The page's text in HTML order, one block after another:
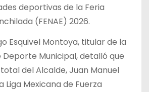
deportivas de la Feria
(FENAE) 2026.
Esquivel Montoya, titular de la
Municipal, detalló que
del Alcalde, Juan Manuel
Liga Mexicana de Fuerza